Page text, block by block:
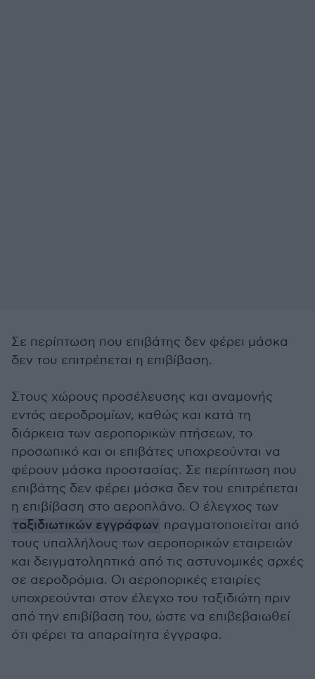
Σε περίπτωση που επιβάτης δεν φέρει μάσκα
δεν του επιτρέπεται η επιβίβαση.
Στους χώρους προσέλευσης και αναμονής
εντός αεροδρομίων, καθώς και κατά τη
διάρκεια των αεροπορικών πτήσεων, το
προσωπικό και οι επιβάτες υποχρεούνται να
φέρουν μάσκα προστασίας. Σε περίπτωση που
επιβάτης δεν φέρει μάσκα δεν του επιτρέπεται
η επιβίβαση στο αεροπλάνο. Ο έλεγχος των
ταξιδιωτικών εγγράφων πραγματοποιείται από
τους υπαλλήλους των αεροπορικών εταιρειών
και δειγματοληπτικά από τις αστυνομικές αρχές
σε αεροδρόμια. Οι αεροπορικές εταιρίες
υποχρεούνται στον έλεγχο του ταξιδιώτη πριν
από την επιβίβαση του, ώστε να επιβεβαιωθεί
ότι φέρει τα απαραίτητα έγγραφα.